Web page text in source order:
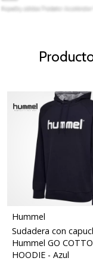
Hummel
Sudadera con
Hummel GO
HOODIE - Azul